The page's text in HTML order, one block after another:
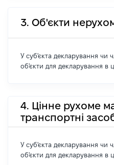
3. Об'єкти
У суб'єкта декларування чи
об'єкти для декларування в
4. Цінне рухоме
транспортні
У суб'єкта декларування чи
об'єкти для декларування в